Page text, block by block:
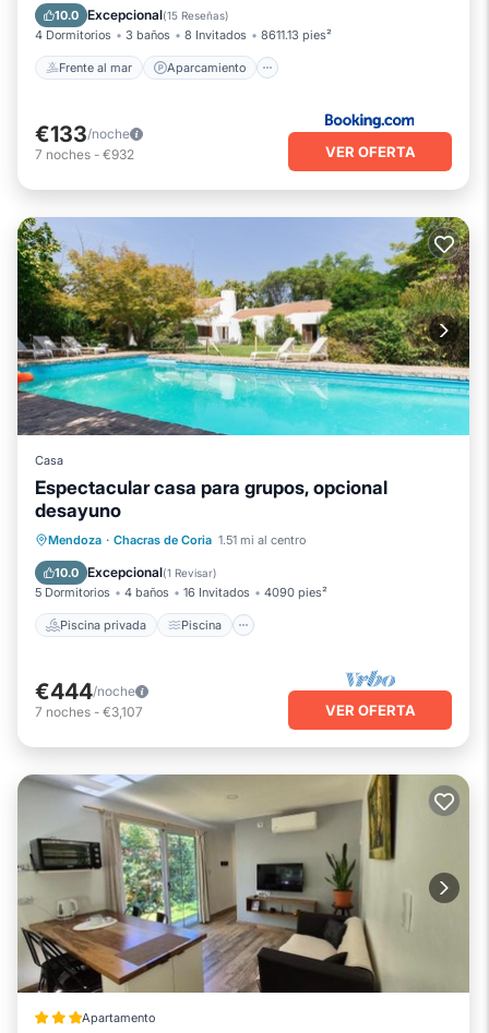
10.0 Excepcional(15 Reseñas)
4 Dormitorios 3 baños 8 Invitados 8611.13 pies²
Frente al mar Aparcamiento
Vista al mar
€133/noche
7 noches - €932 VER OFERTA
Casa
Espectacular casa para grupos, opcional
desayuno
Mendoza · Chacras de Coria 1.51 mi al centro
10.0 Excepcional(1 Revisar)
5 Dormitorios 4 baños 16 Invitados 4090 pies²
Piscina privada Piscina
Piscina privada
Piscina
Balcón/Terraza
€444/noche
7 noches - €3,107 VER OFERTA
Apartamento